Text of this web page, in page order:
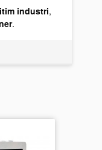
industri,
.